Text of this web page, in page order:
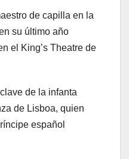
de capilla en la
su último año
el King’s Theatre de
de la infanta
de Lisboa, quien
español